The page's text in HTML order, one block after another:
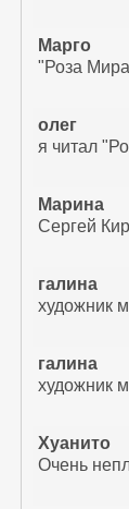
Марго
олег
Марина
галина
художник
галина
художник
Хуанито